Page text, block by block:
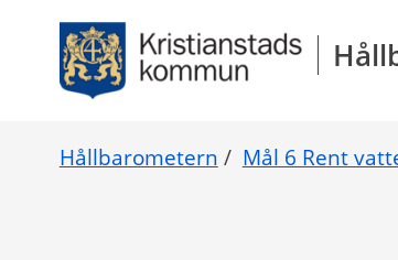
Gå direkt till sidans innehåll
Hållbarometern / Mål 6 Rent